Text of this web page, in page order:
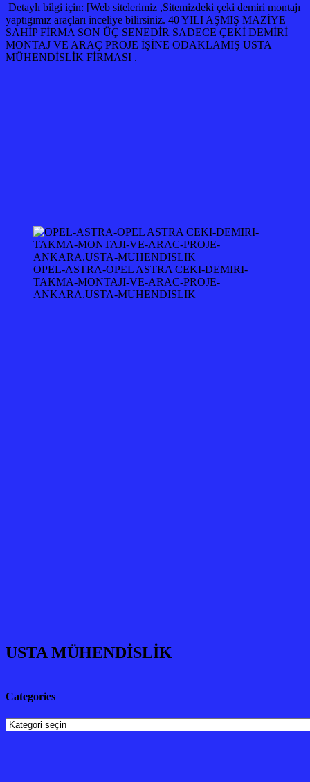
Detaylı bilgi için: [Web sitelerimiz ,Sitemizdeki çeki demiri montajı
yaptıgımız araçları inceliye bilirsiniz. 40 YILI AŞMIŞ MAZİYE
SAHİP FİRMA SON ÜÇ SENEDİR SADECE ÇEKİ DEMİRİ
MONTAJ VE ARAÇ PROJE İŞİNE ODAKLAMIŞ USTA
MÜHENDİSLİK FİRMASI .
OPEL-ASTRA-OPEL ASTRA CEKI-DEMIRI-
TAKMA-MONTAJI-VE-ARAC-PROJE-
ANKARA.USTA-MUHENDISLIK
USTA MÜHENDİSLİK
Categories
Categories